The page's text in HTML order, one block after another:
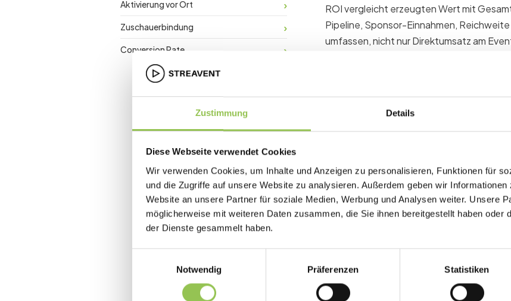
Zustimmung Details
Diese Webseite verwendet Cookies
Wir verwenden Cookies, um Inhalte und Anzeigen zu personalisieren, Funktionen für
und die Zugriffe auf unsere Website zu analysieren. Außerdem geben wir
Website an unsere Partner für soziale Medien, Werbung und Analysen weiter. Unsere
möglicherweise mit weiteren Daten zusammen, die Sie ihnen bereitgestellt haben oder
der Dienste gesammelt haben.
Notwendig
Präferenzen Statistiken
Aktivierung vor Ort
Zuschauerbindung
Conversion Rate
ROI vergleicht erzeugten Wert mit
Pipeline, Sponsor-Einnahmen,
umfassen, nicht nur Direktumsatz am
Warum Event-ROI
Direkten Umsatz und Cost per
Pipeline- und Sponsorenwert
Dieselben KPIs über Jahre hinweg für
So berechnen